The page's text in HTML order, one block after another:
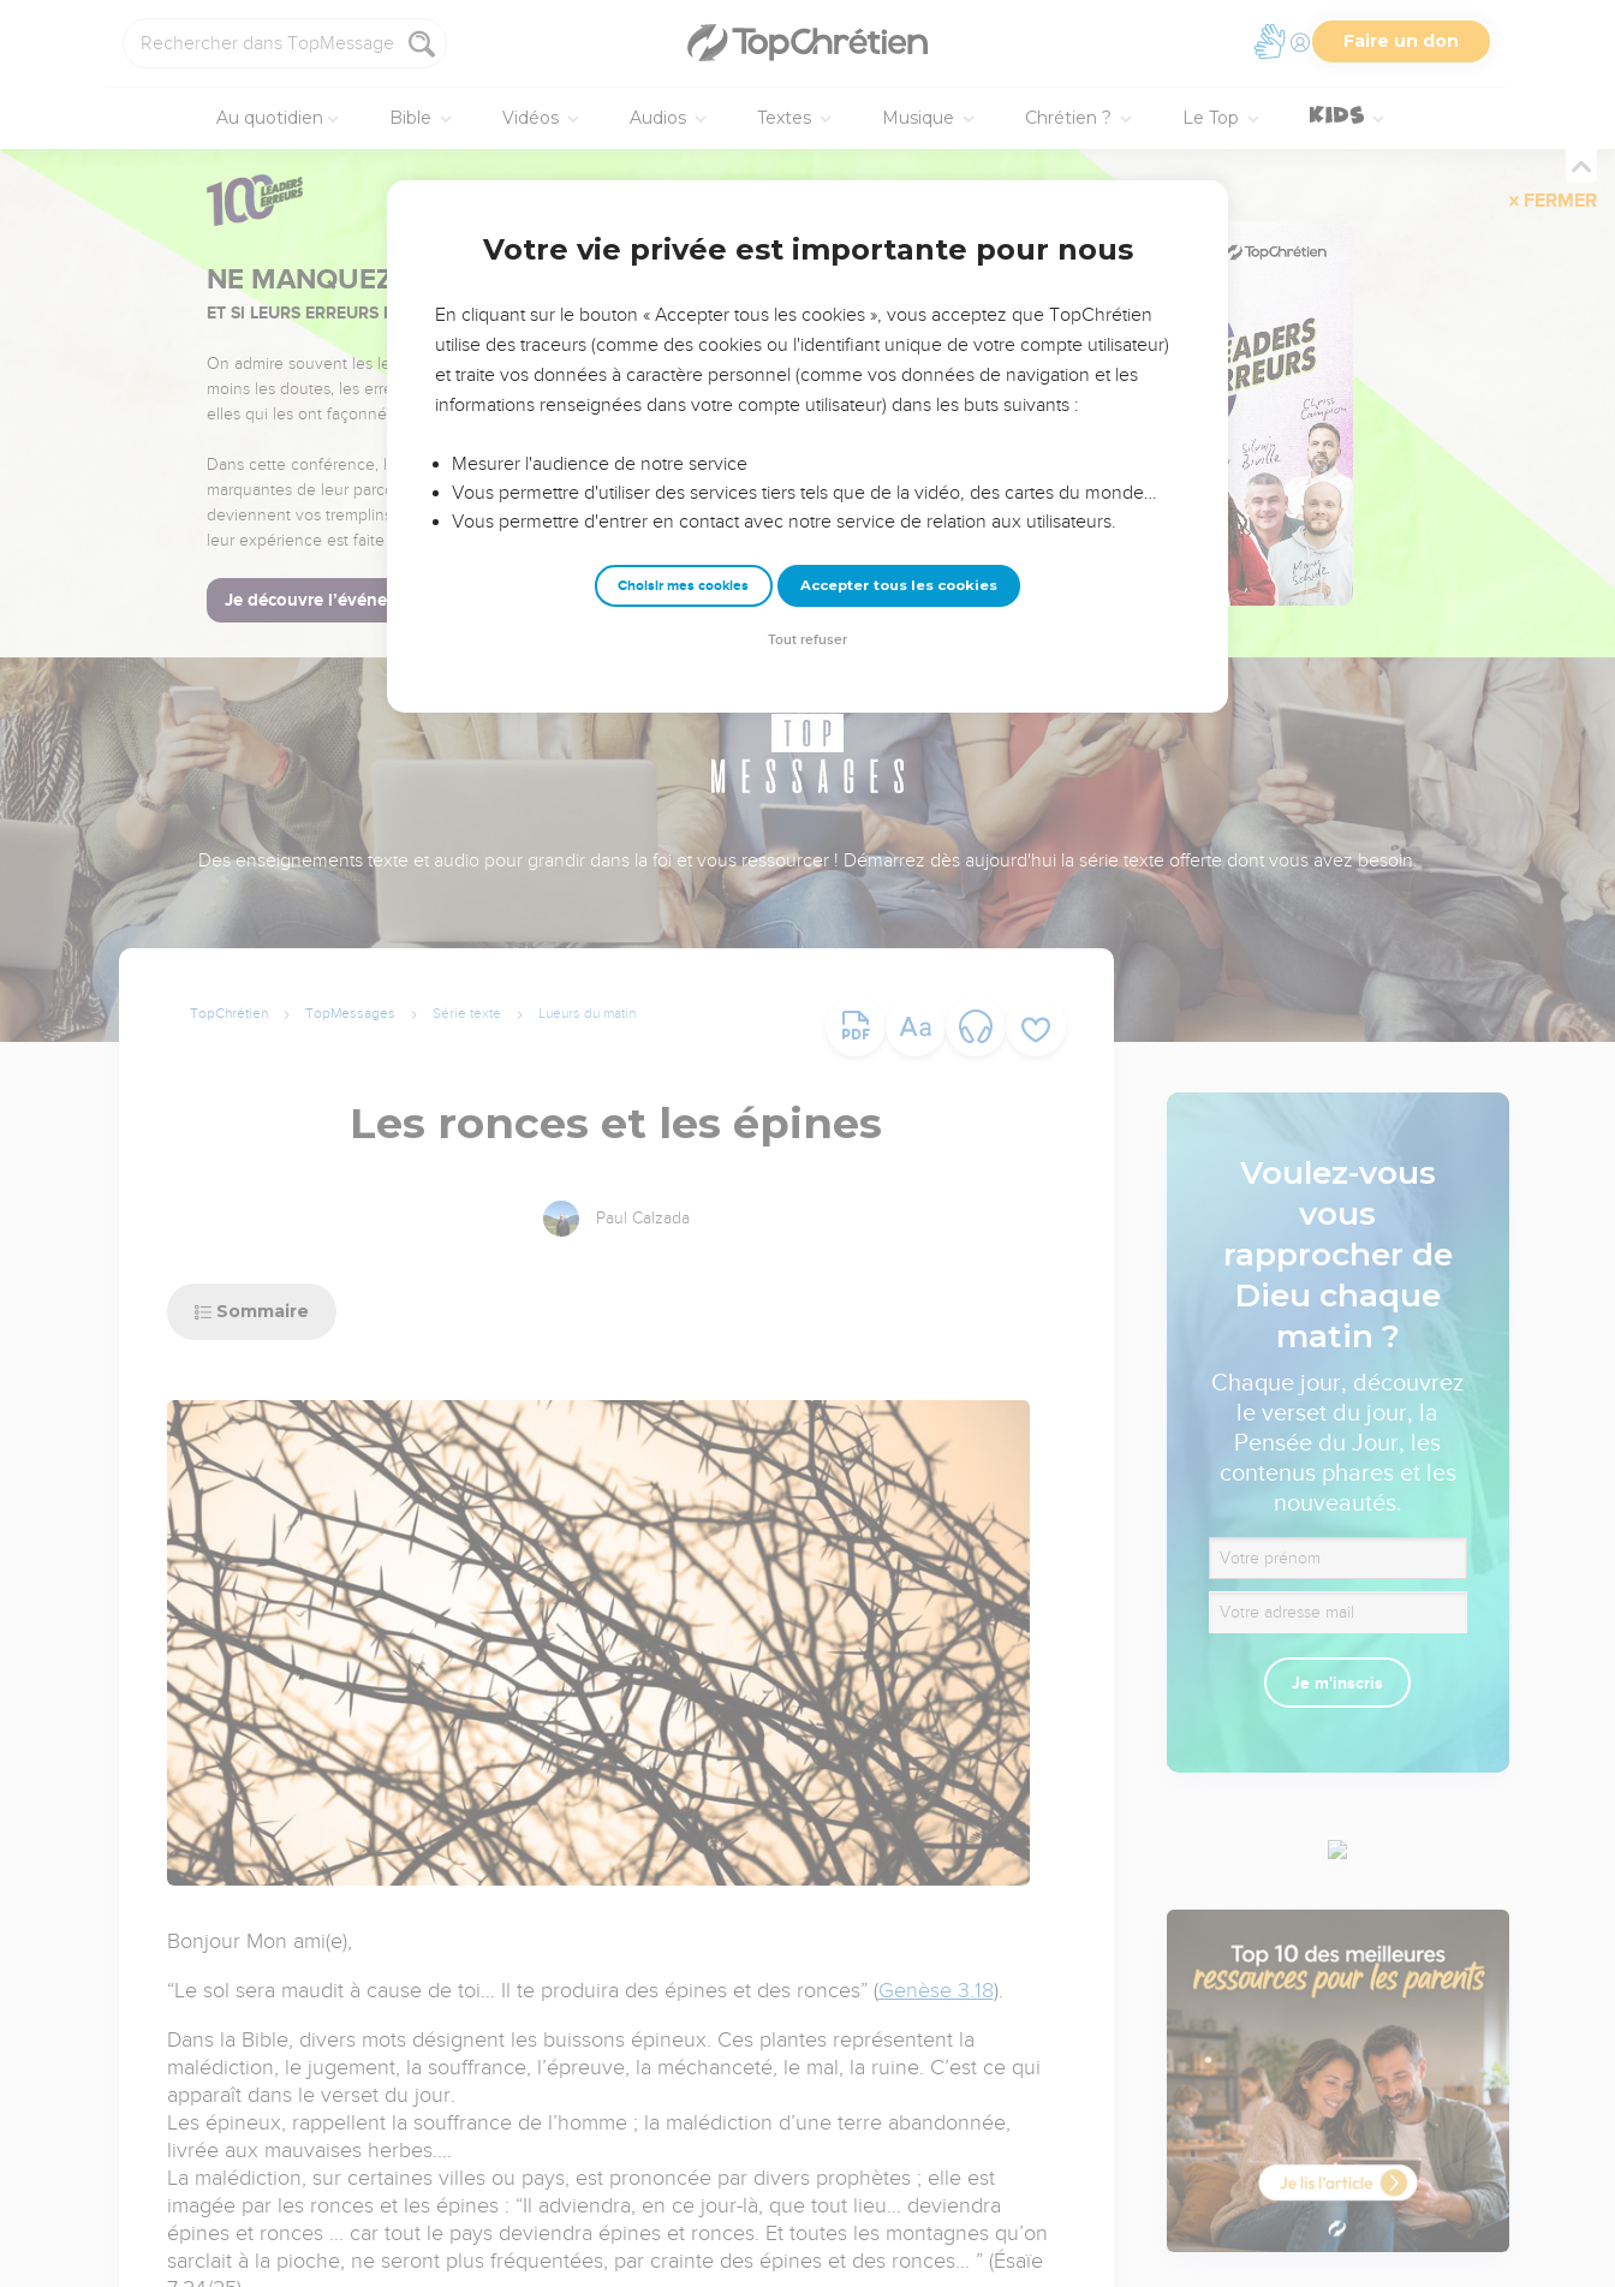
Faire un don
Au quotidien Bible Vidéos Audios Textes Musique Chrétien ? Le Top
FERMER
NE MANQUEZ PAS L’ÉVÉNEMENT DE L’ANNÉE !
ET SI LEURS ERREURS POUVAIENT VOUS ÉVITER LES VOTRES ?
On admire souvent les leaders pour leurs réussites, leur impact, leur foi ou leur vision. Mais on voit
moins les doutes, les erreurs et les saisons difficiles qu'ils ont traversés, alors même que ce sont
elles qui les ont façonnés.
Dans cette conférence, leaders, entrepreneurs, et responsables reviennent sur les erreurs
marquantes de leur parcours et les clés pour avancer avec plus de sagesse afin que leurs erreurs
deviennent vos tremplins. Que vous guidiez un ministère, une équipe, un groupe ou une famille,
leur expérience est faite pour vous.
Je découvre l’événement
Des enseignements texte et audio pour grandir dans la foi et vous ressourcer ! Démarrez dès aujourd'hui la série texte offerte dont vous avez besoin.
TopChrétien TopMessages Série texte Lueurs du matin
Les ronces et les épines
Paul Calzada
Sommaire
Bonjour Mon ami(e),
“Le sol sera maudit à cause de toi… Il te produira des épines et des ronces” (Genèse 3.18).
Dans la Bible, divers mots désignent les buissons épineux. Ces plantes représentent la
malédiction, le jugement, la souffrance, l’épreuve, la méchanceté, le mal, la ruine. C’est ce qui
apparaît dans le verset du jour.
Les épineux, rappellent la souffrance de l’homme ; la malédiction d’une terre abandonnée,
livrée aux mauvaises herbes.…
La malédiction, sur certaines villes ou pays, est prononcée par divers prophètes ; elle est
imagée par les ronces et les épines : “Il adviendra, en ce jour-là, que tout lieu… deviendra
épines et ronces … car tout le pays deviendra épines et ronces. Et toutes les montagnes qu’on
sarclait à la pioche, ne seront plus fréquentées, par crainte des épines et des ronces… ” (Ésaïe
Voulez-vous
vous
rapprocher de
Dieu chaque
matin ?
Chaque jour, découvrez
le verset du jour, la
Pensée du Jour, les
contenus phares et les
nouveautés.
Je m'inscris
Votre vie privée est importante pour nous
En cliquant sur le bouton « Accepter tous les cookies », vous acceptez que TopChrétien
utilise des traceurs (comme des cookies ou l'identifiant unique de votre compte utilisateur)
et traite vos données à caractère personnel (comme vos données de navigation et les
informations renseignées dans votre compte utilisateur) dans les buts suivants :
Mesurer l'audience de notre service
Vous permettre d'utiliser des services tiers tels que de la vidéo, des cartes du monde…
Vous permettre d'entrer en contact avec notre service de relation aux utilisateurs.
Choisir mes cookies Accepter tous les cookies
Tout refuser